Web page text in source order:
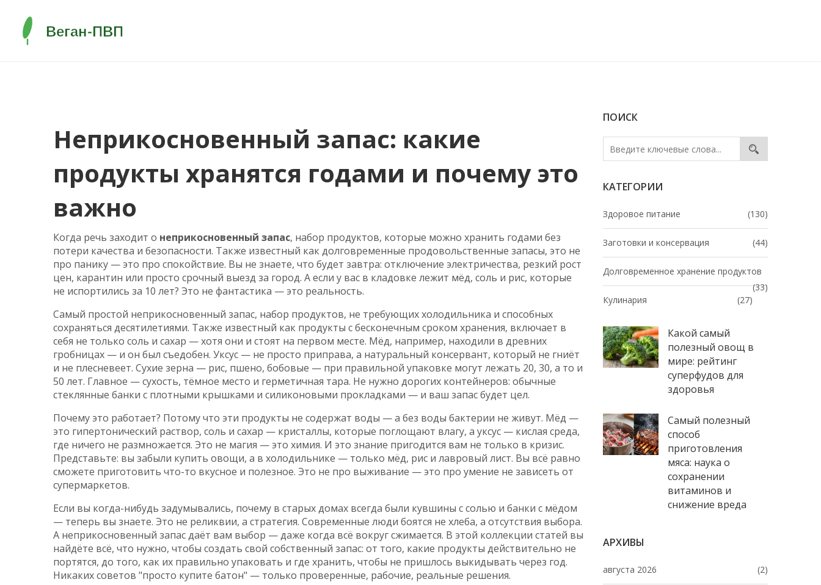
ПОИСК
КАТЕГОРИИ
Здоровое питание (130)
Заготовки и консервация (44)
Долговременное хранение продуктов
(33)
Кулинария
(27)
Какой самый
полезный овощ в
мире: рейтинг
суперфудов для
здоровья
Самый полезный
способ
приготовления
мяса: наука о
сохранении
витаминов и
снижение вреда
АРХИВЫ
августа 2026 (2)
Неприкосновенный запас: какие
продукты хранятся годами и почему это
важно
Когда речь заходит о неприкосновенный запас, набор продуктов, которые можно хранить годами без
потери качества и безопасности. Также известный какдолговременные продовольственные запасы, это не
про панику — это про спокойствие. Вы не знаете, что будет завтра: отключение электричества, резкий рост
цен, карантин или просто срочный выезд за город. А если у вас в кладовке лежит мёд, соль и рис, которые
не испортились за 10 лет? Это не фантастика — это реальность.
Самый простой неприкосновенный запас, набор продуктов, не требующих холодильника и способных
сохраняться десятилетиями. Также известный как продукты с бесконечным сроком хранения, включает в
себя не только соль и сахар — хотя они и стоят на первом месте. Мёд, например, находили в древних
гробницах — и он был съедобен. Уксус — не просто приправа, а натуральный консервант, который не гниёт
и не плесневеет. Сухие зерна — рис, пшено, бобовые — при правильной упаковке могут лежать 20, 30, а то и
50 лет. Главное — сухость, тёмное место и герметичная тара. Не нужно дорогих контейнеров: обычные
стеклянные банки с плотными крышками и силиконовыми прокладками — и ваш запас будет цел.
Почему это работает? Потому что эти продукты не содержат воды — а без воды бактерии не живут. Мёд —
это гипертонический раствор, соль и сахар — кристаллы, которые поглощают влагу, а уксус — кислая среда,
где ничего не размножается. Это не магия — это химия. И это знание пригодится вам не только в кризис.
Представьте: вы забыли купить овощи, а в холодильнике — только мёд, рис и лавровый лист. Вы всё равно
сможете приготовить что-то вкусное и полезное. Это не про выживание — это про умение не зависеть от
супермаркетов.
Если вы когда-нибудь задумывались, почему в старых домах всегда были кувшины с солью и банки с мёдом
— теперь вы знаете. Это не реликвии, а стратегия. Современные люди боятся не хлеба, а отсутствия выбора.
А неприкосновенный запас даёт вам выбор — даже когда всё вокруг сжимается. В этой коллекции статей вы
найдёте всё, что нужно, чтобы создать свой собственный запас: от того, какие продукты действительно не
портятся, до того, как их правильно упаковать и где хранить, чтобы не пришлось выкидывать через год.
Никаких советов "просто купите батон" — только проверенные, рабочие, реальные решения.